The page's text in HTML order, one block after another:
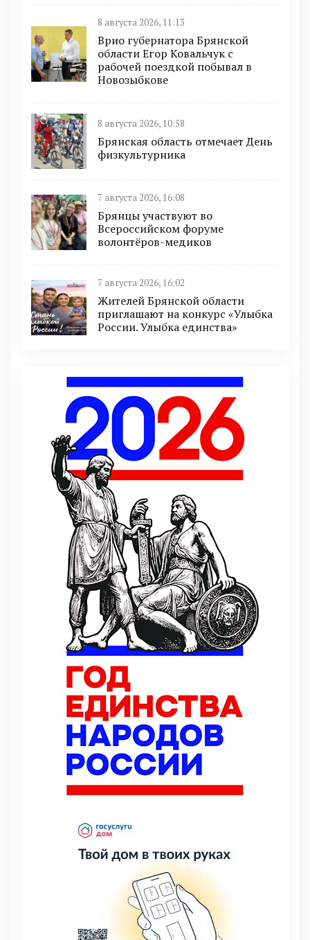
8 августа 2026, 11:13
Врио губернатора Брянской
области Егор Ковальчук с
рабочей поездкой побывал в
Новозыбкове
8 августа 2026, 10:58
Брянская область отмечает День
физкультурника
7 августа 2026, 16:08
Брянцы участвуют во
Всероссийском форуме
волонтёров-медиков
7 августа 2026, 16:02
Жителей Брянской области
приглашают на конкурс «Улыбка
России. Улыбка единства»